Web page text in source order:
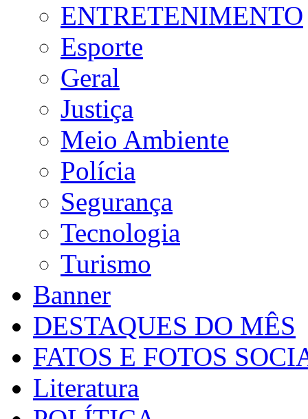
ENTRETENIMENTO
Esporte
Geral
Justiça
Meio Ambiente
Polícia
Segurança
Tecnologia
Turismo
Banner
DESTAQUES DO MÊS
FATOS E FOTOS
Literatura